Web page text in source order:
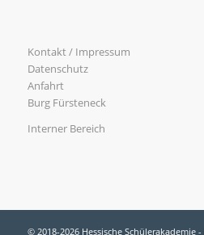
Kontakt / Impressum
Datenschutz
Anfahrt
Burg Fürsteneck
Interner Bereich
© 2018-2026 Hessische Schülerakademie -